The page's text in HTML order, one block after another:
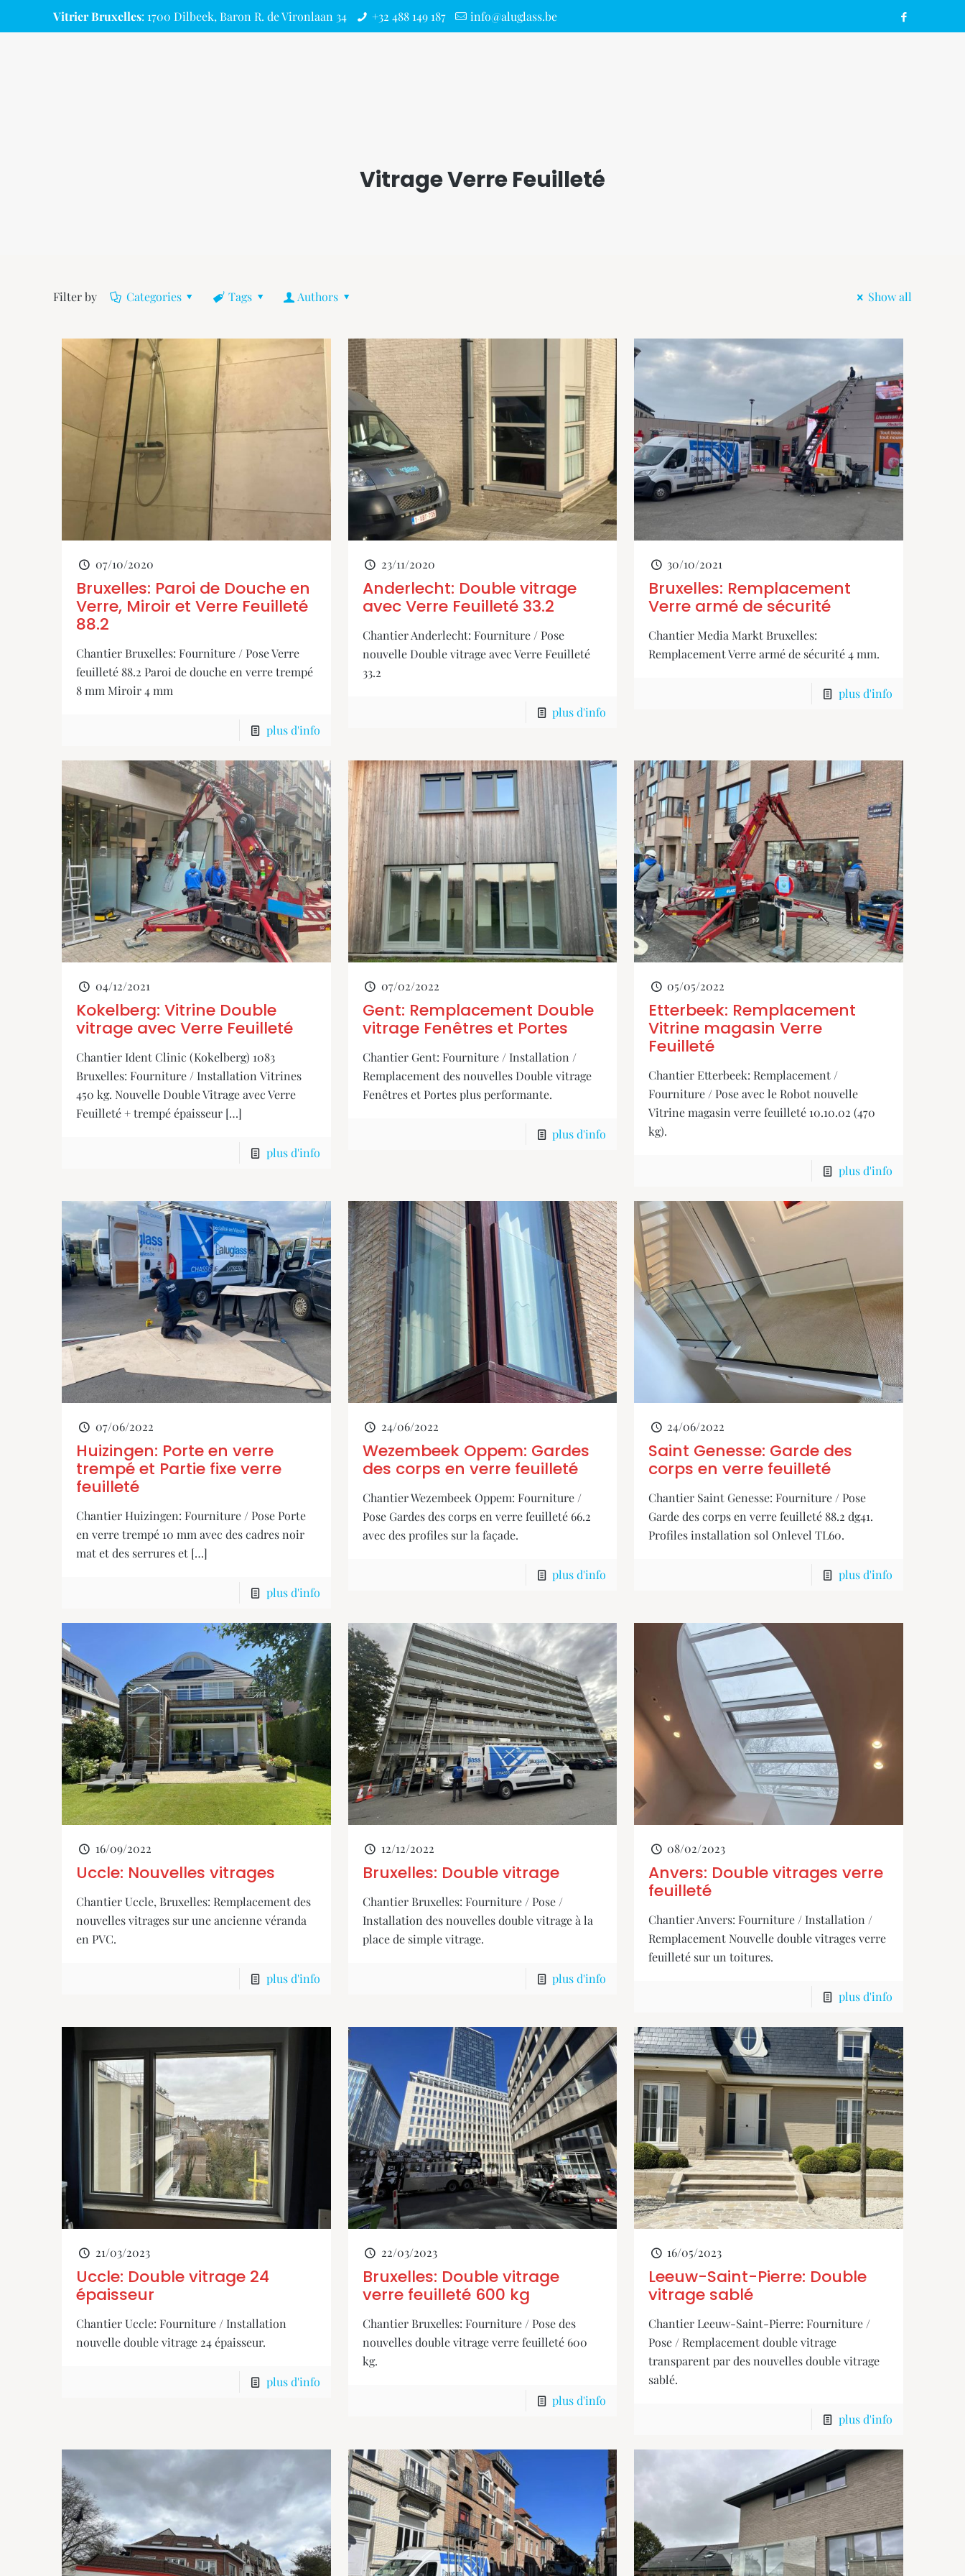
Vitrier Bruxelles: 1700 Dilbeek, Baron R. de Vironlaan 34 +32 488 149 187 info@aluglass.be
Vitrage Verre Feuilleté
Filter by Categories Tags Authors Show all
07/10/2020
Bruxelles: Paroi de Douche en
Verre, Miroir et Verre Feuilleté
88.2
Chantier Bruxelles: Fourniture / Pose Verre
feuilleté 88.2 Paroi de douche en verre trempé
8 mm Miroir 4 mm
plus d'info
23/11/2020
Anderlecht: Double vitrage
avec Verre Feuilleté 33.2
Chantier Anderlecht: Fourniture / Pose
nouvelle Double vitrage avec Verre Feuilleté
33.2
plus d'info
30/10/2021
Bruxelles: Remplacement
Verre armé de sécurité
Chantier Media Markt Bruxelles:
Remplacement Verre armé de sécurité 4 mm.
plus d'info
04/12/2021
Kokelberg: Vitrine Double
vitrage avec Verre Feuilleté
Chantier Ident Clinic (Kokelberg) 1083
Bruxelles: Fourniture / Installation Vitrines
450 kg. Nouvelle Double Vitrage avec Verre
Feuilleté + trempé épaisseur […]
plus d'info
07/02/2022
Gent: Remplacement Double
vitrage Fenêtres et Portes
Chantier Gent: Fourniture / Installation /
Remplacement des nouvelles Double vitrage
Fenêtres et Portes plus performante.
plus d'info
05/05/2022
Etterbeek: Remplacement
Vitrine magasin Verre
Feuilleté
Chantier Etterbeek: Remplacement /
Fourniture / Pose avec le Robot nouvelle
Vitrine magasin verre feuilleté 10.10.02 (470
kg).
plus d'info
07/06/2022
Huizingen: Porte en verre
trempé et Partie fixe verre
feuilleté
Chantier Huizingen: Fourniture / Pose Porte
en verre trempé 10 mm avec des cadres noir
mat et des serrures et […]
plus d'info
24/06/2022
Wezembeek Oppem: Gardes
des corps en verre feuilleté
Chantier Wezembeek Oppem: Fourniture /
Pose Gardes des corps en verre feuilleté 66.2
avec des profiles sur la façade.
plus d'info
24/06/2022
Saint Genesse: Garde des
corps en verre feuilleté
Chantier Saint Genesse: Fourniture / Pose
Garde des corps en verre feuilleté 88.2 dg41.
Profiles installation sol Onlevel TL60.
plus d'info
16/09/2022
Uccle: Nouvelles vitrages
Chantier Uccle, Bruxelles: Remplacement des
nouvelles vitrages sur une ancienne véranda
en PVC.
plus d'info
12/12/2022
Bruxelles: Double vitrage
Chantier Bruxelles: Fourniture / Pose /
Installation des nouvelles double vitrage à la
place de simple vitrage.
plus d'info
08/02/2023
Anvers: Double vitrages verre
feuilleté
Chantier Anvers: Fourniture / Installation /
Remplacement Nouvelle double vitrages verre
feuilleté sur un toitures.
plus d'info
21/03/2023
Uccle: Double vitrage 24
épaisseur
Chantier Uccle: Fourniture / Installation
nouvelle double vitrage 24 épaisseur.
plus d'info
22/03/2023
Bruxelles: Double vitrage
verre feuilleté 600 kg
Chantier Bruxelles: Fourniture / Pose des
nouvelles double vitrage verre feuilleté 600
kg.
plus d'info
16/05/2023
Leeuw-Saint-Pierre: Double
vitrage sablé
Chantier Leeuw-Saint-Pierre: Fourniture /
Pose / Remplacement double vitrage
transparent par des nouvelles double vitrage
sablé.
plus d'info